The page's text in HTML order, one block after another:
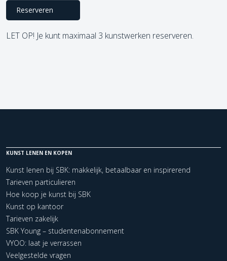
Reserveren
LET OP! Je kunt maximaal 3 kunstwerken reserveren.
KUNST LENEN EN KOPEN
Kunst lenen bij SBK: makkelijk, betaalbaar en inspirerend
Tarieven particulieren
Hoe koop je kunst bij SBK
Kunst op kantoor
Tarieven zakelijk
SBK Young – studentenabonnement
VYOO: laat je verrassen
Veelgestelde vragen